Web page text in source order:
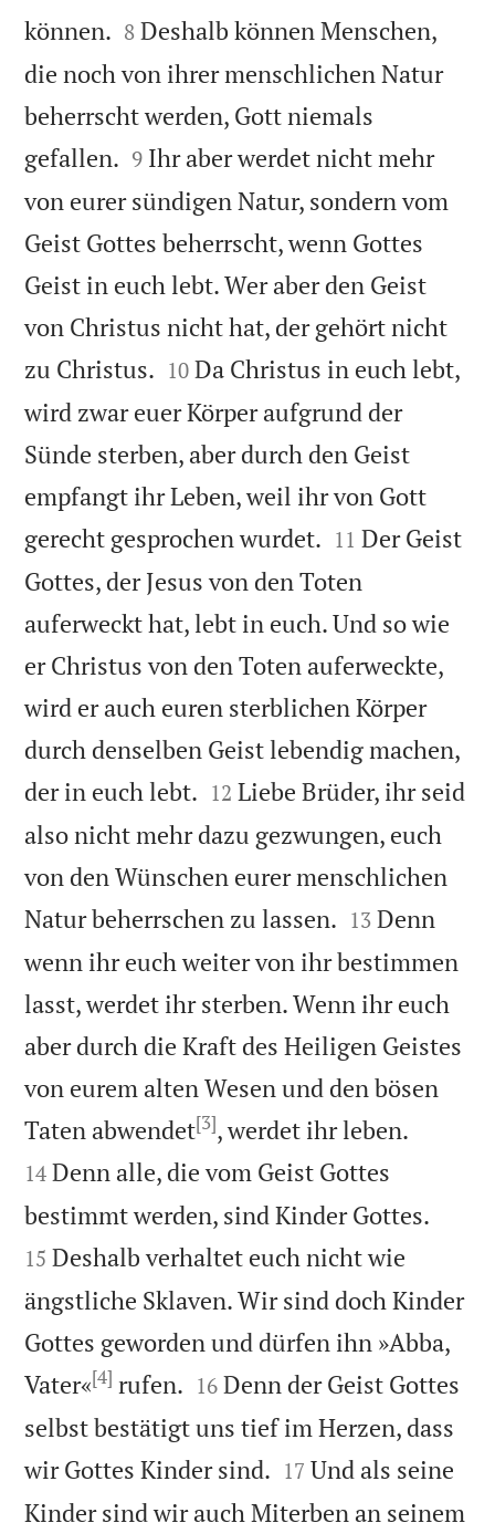
können. 

8 Deshalb können Menschen,
die noch von ihrer menschlichen Natur
beherrscht werden, Gott niemals
gefallen. 

9 Ihr aber werdet nicht mehr
von eurer sündigen Natur, sondern vom
Geist Gottes beherrscht, wenn Gottes
Geist in euch lebt. Wer aber den Geist
von Christus nicht hat, der gehört nicht
zu Christus. 

10 Da Christus in euch lebt,
wird zwar euer Körper aufgrund der
Sünde sterben, aber durch den Geist
empfangt ihr Leben, weil ihr von Gott
gerecht gesprochen wurdet. 

11 Der Geist
Gottes, der Jesus von den Toten
auferweckt hat, lebt in euch. Und so wie
er Christus von den Toten auferweckte,
wird er auch euren sterblichen Körper
durch denselben Geist lebendig machen,
der in euch lebt. 

12 Liebe Brüder, ihr seid
also nicht mehr dazu gezwungen, euch
von den Wünschen eurer menschlichen
Natur beherrschen zu lassen. 

13 Denn
wenn ihr euch weiter von ihr bestimmen
lasst, werdet ihr sterben. Wenn ihr euch
aber durch die Kraft des Heiligen Geistes
von eurem alten Wesen und den bösen
Taten abwendet[3], werdet ihr leben.
14 Denn alle, die vom Geist Gottes
bestimmt werden, sind Kinder Gottes.
15 Deshalb verhaltet euch nicht wie
ängstliche Sklaven. Wir sind doch Kinder
Gottes geworden und dürfen ihn »Abba,
Vater«[4] rufen. 

16 Denn der Geist Gottes
selbst bestätigt uns tief im Herzen, dass
wir Gottes Kinder sind. 

17 Und als seine
Kinder sind wir auch Miterben an seinem